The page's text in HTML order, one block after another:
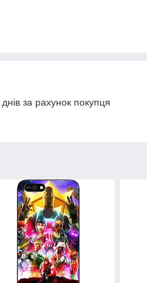
за рахунок покупця